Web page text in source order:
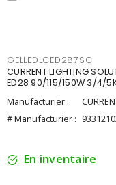
GELLEDLCED287SC
CURRENT LIGHTING
ED28 90/115/150W 3/4/
Manufacturier :
# Manufacturier :
En inventaire